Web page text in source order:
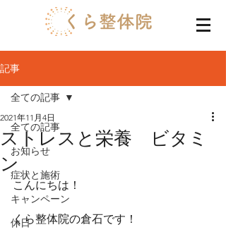
記事
全ての記事
お知らせ
症状と施術
キャンペーン
休日
全ての記事
ストレスと栄養 ビタミ
ン
2021年11月4日
こんにちは！
くら整体院の倉石です！